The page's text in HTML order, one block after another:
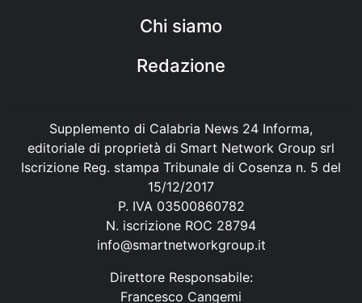
Chi siamo
Redazione
Supplemento di Calabria News 24 Informa,
editoriale di proprietà di Smart Network Group srl
Iscrizione Reg. stampa Tribunale di Cosenza n. 5 del
15/12/2017
P. IVA 03500860782
N. iscrizione ROC 28794
info@smartnetworkgroup.it
Direttore Responsabile:
Francesco Cangemi